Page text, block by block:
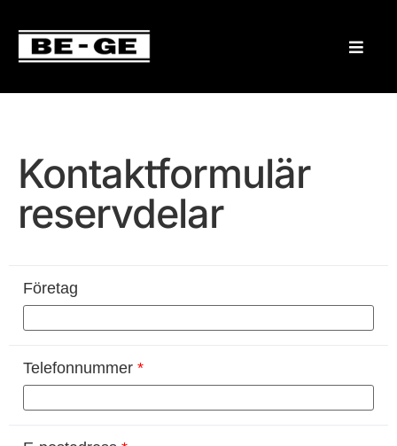
Kontaktformulär
reservdelar
Företag
Telefonnummer *